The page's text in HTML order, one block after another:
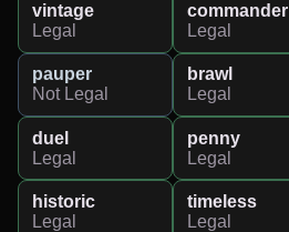
vintage
Legal
commander
Legal
pauper
Not Legal
brawl
Legal
duel
Legal
penny
Legal
historic
Legal
timeless
Legal